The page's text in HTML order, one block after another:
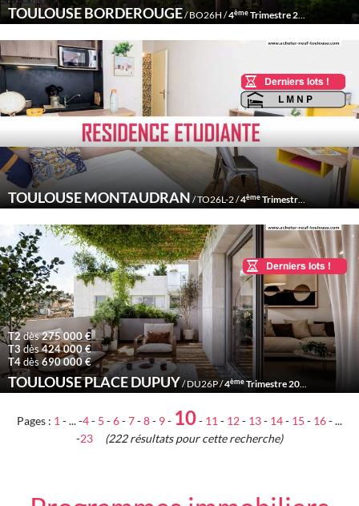
TOULOUSE BORDEROUGE/ BO26H /4èmeTrimestre 2026
TOULOUSE MONTAUDRAN / TO26L-2 /4èmeTrimestre 2026
T2dès275 000 €
T3dès424 000 €
T4dès690 000 €
TOULOUSE PLACE DUPUY/ DU26P /4èmeTrimestre 2026
Pages : 1 - ... -4- 5 -6-7-8- 9- 10- 11 - 12- 13- 14- 15 - 16- ...
-23 (222 résultats pour cette recherche)